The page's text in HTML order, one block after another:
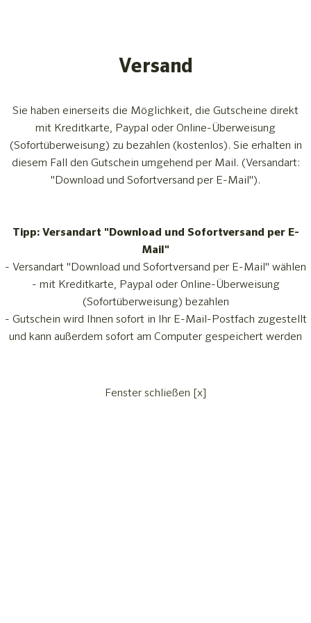
Versand
Sie haben einerseits die Möglichkeit, die Gutscheine direkt
mit Kreditkarte, Paypal oder Online-Überweisung
(Sofortüberweisung) zu bezahlen (kostenlos). Sie erhalten in
diesem Fall den Gutschein umgehend per Mail. (Versandart:
"Download und Sofortversand per E-Mail").
Tipp: Versandart "Download und Sofortversand per E-
Mail"
- Versandart "Download und Sofortversand per E-Mail" wählen
- mit Kreditkarte, Paypal oder Online-Überweisung
(Sofortüberweisung) bezahlen
- Gutschein wird Ihnen sofort in Ihr E-Mail-Postfach zugestellt
und kann außerdem sofort am Computer gespeichert werden
Fenster schließen [x]